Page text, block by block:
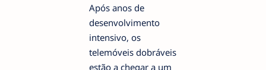
Após anos de
desenvolvimento
intensivo, os
telemóveis dobráveis
estão a chegar a um